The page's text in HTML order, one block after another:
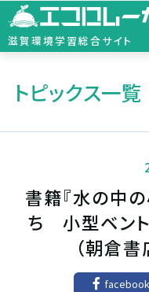
滋賀環境学習総合サイト
トピックス一覧
書籍『水の中
ち 小型ベント
（朝倉
facebook